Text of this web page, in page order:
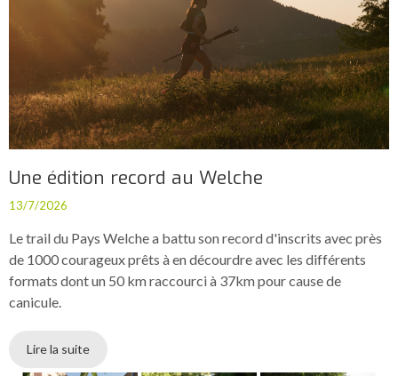
Une édition record au Welche
13/7/2026
Le trail du Pays Welche a battu son record d'inscrits avec près
de 1000 courageux prêts à en décourdre avec les différents
formats dont un 50 km raccourci à 37km pour cause de
canicule.
Lire la suite